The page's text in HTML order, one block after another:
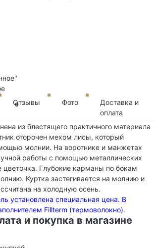
Отзывы
0 Фото
Доставка и
оплата
из блестящего практичного материала
оторочен мехом лисы, который
молнии. На воротнике и манжетах
работы с помощью металлических
Глубокие карманы по бокам
Куртка застегивается на молнию и
на холодную осень.
установлена специальная цена. В
Fillterm (термоволокно).
и покупка в магазине